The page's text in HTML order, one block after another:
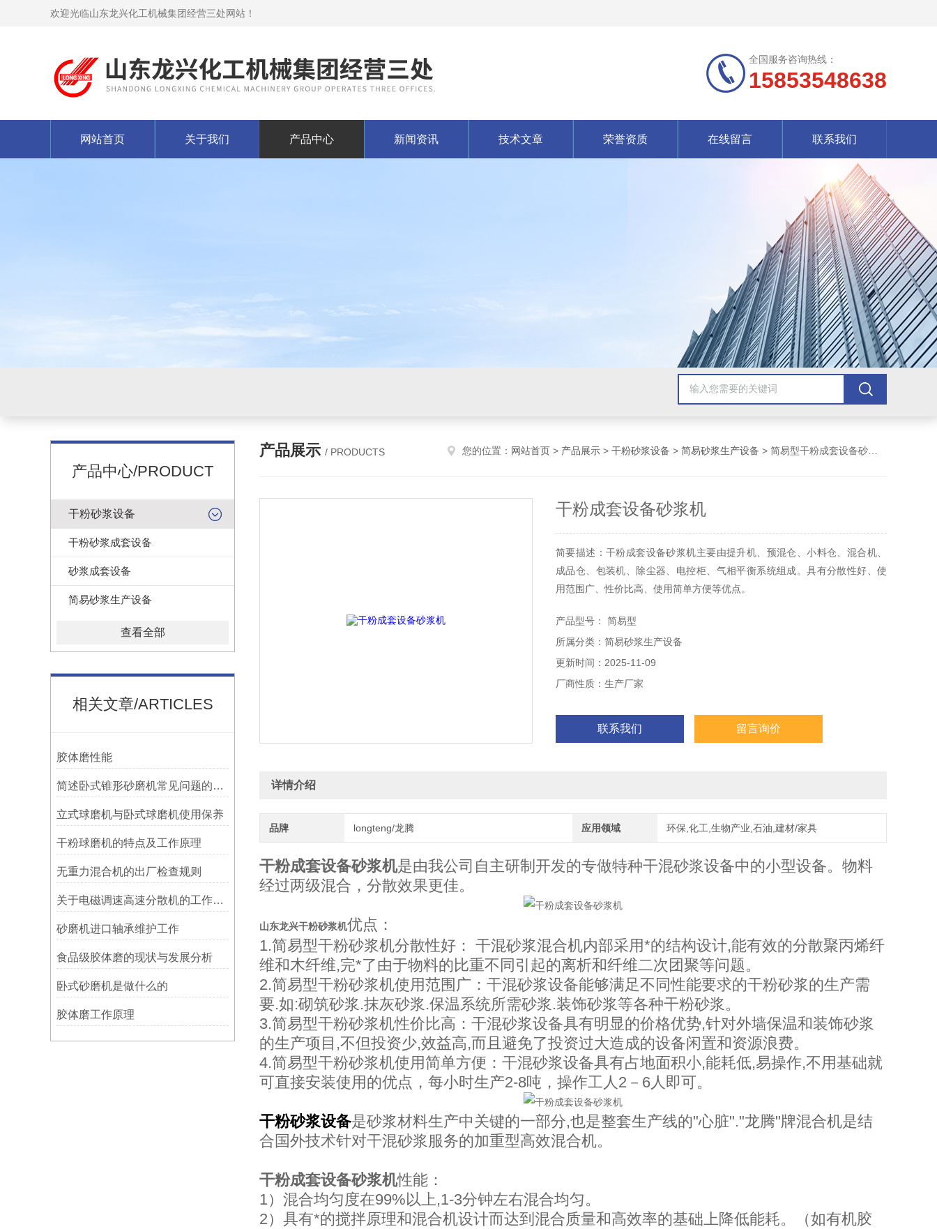
欢迎光临山东龙兴化工机械集团经营三处网站！
全国服务咨询热线：
15853548638
网站首页 关于我们 产品中心 新闻资讯 技术文章 荣誉资质 在线留言 联系我们
产品中心/PRODUCT
干粉砂浆设备
干粉砂浆成套设备
砂浆成套设备
简易砂浆生产设备
查看全部
相关文章/ARTICLES
胶体磨性能
简述卧式锥形砂磨机常见问题的科学应对方法
立式球磨机与卧式球磨机使用保养
干粉球磨机的特点及工作原理
无重力混合机的出厂检查规则
关于电磁调速高速分散机的工作原理你都了解多少
砂磨机进口轴承维护工作
食品级胶体磨的现状与发展分析
卧式砂磨机是做什么的
胶体磨工作原理
产品展示 / PRODUCTS 您的位置： 网站首页 > 产品展示 > 干粉砂浆设备 > 简易砂浆生产设备 > 简易型干粉成套设备砂浆机
干粉成套设备砂浆机
简要描述：干粉成套设备砂浆机主要由提升机、预混仓、小料仓、混合机、
成品仓、包装机、除尘器、电控柜、气相平衡系统组成。具有分散性好、使
用范围广、性价比高、使用简单方便等优点。
产品型号： 简易型
所属分类：简易砂浆生产设备
更新时间：2025-11-09
厂商性质：生产厂家
联系我们 留言询价
详情介绍
品牌 longteng/龙腾 应用领域 环保,化工,生物产业,石油,建材/家具
干粉成套设备砂浆机是由我公司自主研制开发的专做特种干混砂浆设备中的小型设备。物料
经过两级混合，分散效果更佳。
山东龙兴干粉砂浆机优点：
1.简易型干粉砂浆机分散性好： 干混砂浆混合机内部采用*的结构设计,能有效的分散聚丙烯纤
维和木纤维,完*了由于物料的比重不同引起的离析和纤维二次团聚等问题。
2.简易型干粉砂浆机使用范围广：干混砂浆设备能够满足不同性能要求的干粉砂浆的生产需
要.如:砌筑砂浆.抹灰砂浆.保温系统所需砂浆.装饰砂浆等各种干粉砂浆。
3.简易型干粉砂浆机性价比高：干混砂浆设备具有明显的价格优势,针对外墙保温和装饰砂浆
的生产项目,不但投资少,效益高,而且避免了投资过大造成的设备闲置和资源浪费。
4.简易型干粉砂浆机使用简单方便：干混砂浆设备具有占地面积小,能耗低,易操作,不用基础就
可直接安装使用的优点，每小时生产2-8吨，操作工人2－6人即可。
干粉砂浆设备是砂浆材料生产中关键的一部分,也是整套生产线的"心脏"."龙腾"牌混合机是结
合国外技术针对干混砂浆服务的加重型高效混合机。
干粉成套设备砂浆机性能：
1） 混合均匀度在99%以上,1-3分钟左右混合均匀。
2）具有*的搅拌原理和混合机设计而达到混合质量和高效率的基础上降低能耗。（如有机胶